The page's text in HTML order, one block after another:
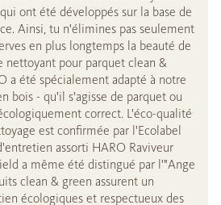
ont été développés sur la base de
Ainsi, tu n'élimines pas seulement
en plus longtemps la beauté de
nettoyant pour parquet clean &
a été spécialement adapté à notre
bois - qu'il s'agisse de parquet ou
correct. L'éco-qualité
est confirmée par l'Ecolabel
assorti HARO Raviveur
a même été distingué par l'"Ange
clean & green assurent un
écologiques et respectueux des